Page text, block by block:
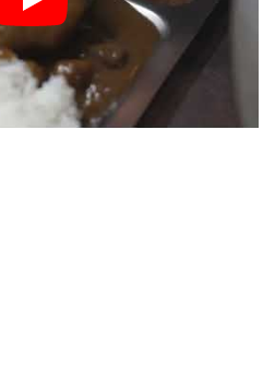
Play